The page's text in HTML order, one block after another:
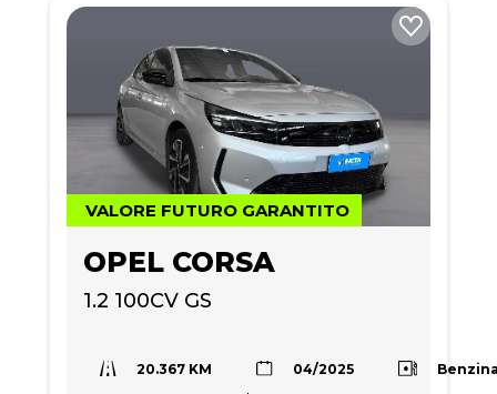
VALORE FUTURO GARANTITO
OPEL CORSA
1.2 100CV GS
20.367 KM 04/2025